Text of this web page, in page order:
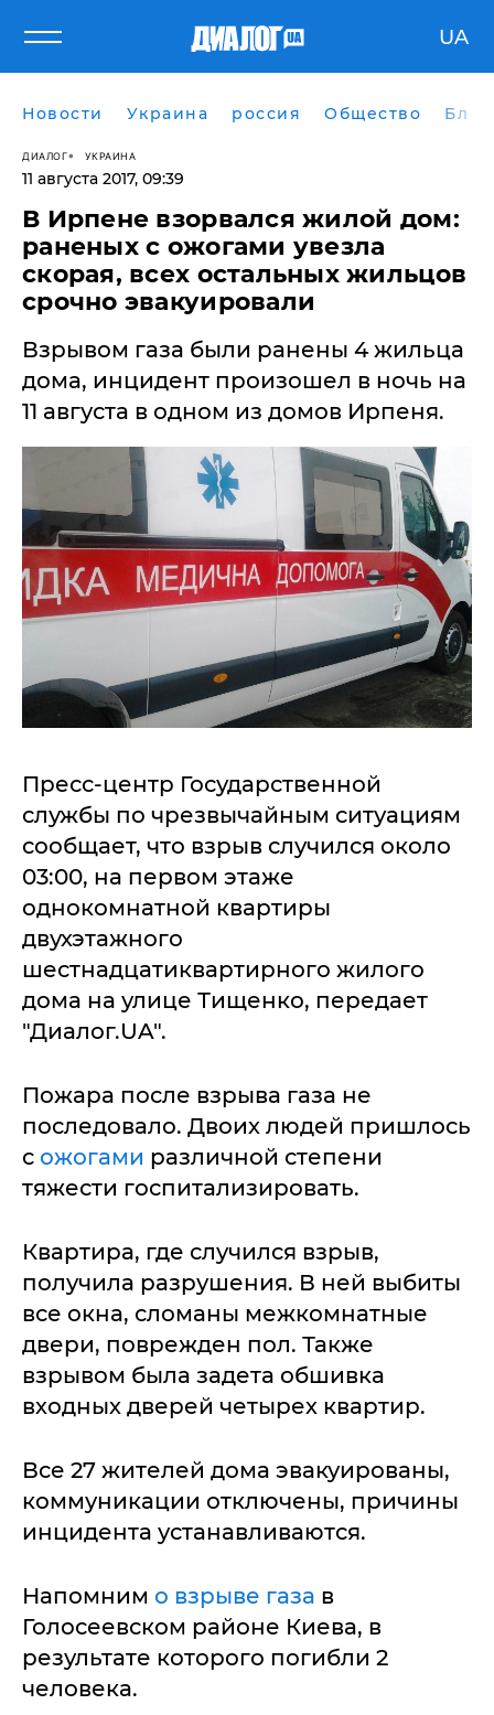
UA
Новости Украина россия Общество
ДИАЛОГ УКРАИНА
11 августа 2017, 09:39
В Ирпене взорвался жилой дом:
раненых с ожогами увезла
скорая, всех остальных жильцов
срочно эвакуировали
Взрывом газа были ранены 4 жильца
дома, инцидент произошел в ночь на
11 августа в одном из домов Ирпеня.
Пресс-центр Государственной
службы по чрезвычайным ситуациям
сообщает, что взрыв случился около
03:00, на первом этаже
однокомнатной квартиры
двухэтажного
шестнадцатиквартирного жилого
дома на улице Тищенко, передает
"Диалог.UA".
Пожара после взрыва газа не
последовало. Двоих людей пришлось
с ожогами различной степени
тяжести госпитализировать.
Квартира, где случился взрыв,
получила разрушения. В ней выбиты
все окна, сломаны межкомнатные
двери, поврежден пол. Также
взрывом была задета обшивка
входных дверей четырех квартир.
Все 27 жителей дома эвакуированы,
коммуникации отключены, причины
инцидента устанавливаются.
Напомним о взрыве газа в
Голосеевском районе Киева, в
результате которого погибли 2
человека.